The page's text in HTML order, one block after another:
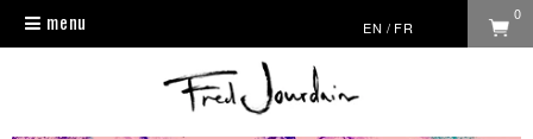
Toggle
navigation
menu EN / FR
0